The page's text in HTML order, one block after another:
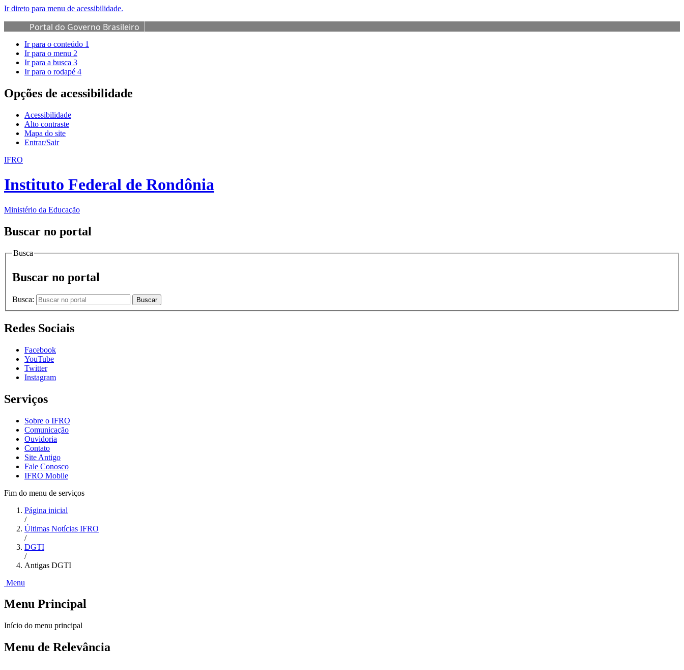
Ir direto para menu de acessibilidade.
Portal do Governo Brasileiro
Ir para o conteúdo 1
Ir para o menu 2
Ir para a busca 3
Ir para o rodapé 4
Opções de acessibilidade
Acessibilidade
Alto contraste
Mapa do site
Entrar/Sair
IFRO
Instituto Federal de Rondônia
Ministério da Educação
Buscar no portal
Busca
Buscar no portal
Busca: Buscar
Redes Sociais
Facebook
YouTube
Twitter
Instagram
Serviços
Sobre o IFRO
Comunicação
Ouvidoria
Contato
Site Antigo
Fale Conosco
IFRO Mobile
Fim do menu de serviços
Página inicial
/
Últimas Notícias IFRO
/
DGTI
/
Antigas DGTI
Menu
Menu Principal
Início do menu principal
Menu de Relevância